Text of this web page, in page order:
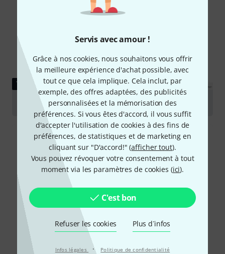
Servis avec amour !
Grâce à nos cookies, nous souhaitons vous offrir
la meilleure expérience d'achat possible, avec
tout ce que cela implique. Cela inclut, par
exemple, des offres adaptées, des publicités
personnalisées et la mémorisation des
préférences. Si vous êtes d'accord, il vous suffit
d'accepter l'utilisation de cookies à des fins de
préférences, de statistiques et de marketing en
cliquant sur "D'accord!" (afficher tout).
Vous pouvez révoquer votre consentement à tout
moment via les paramètres de cookies (ici).
C'est bon
Refuser les cookies Plus d´infos
Infos légales · Politique de confidentialité
TÉLÉCHARGEMENT
Datenblatt